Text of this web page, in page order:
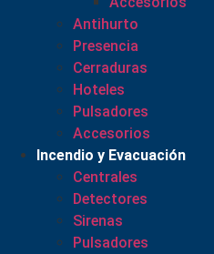
Antihurto
Presencia
Cerraduras
Hoteles
Pulsadores
Accesorios
Incendio y Evacuación
Centrales
Detectores
Sirenas
Pulsadores